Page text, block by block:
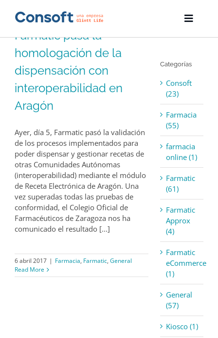
Toggle
Inicio
Farmatic
Descargas
Blog
Empresa
Contacto
Farmatic pasa la
homologación de la
dispensación con
interoperabilidad en
Aragón
Ayer, día 5, Farmatic pasó la validación
de los procesos implementados para
poder dispensar y gestionar recetas de
otras Comunidades Autónomas
(interoperabilidad) mediante el módulo
de Receta Electrónica de Aragón. Una
vez superadas todas las pruebas de
conformidad, el Colegio Oficial de
Farmacéuticos de Zaragoza nos ha
comunicado el resultado [...]
6 abril 2017 | Farmacia, Farmatic, General
Read More
Categorías
Consoft
(23)
Farmacia
(55)
farmacia
online (1)
Farmatic
(61)
Farmatic
Approx
(4)
Farmatic
eCommerce
(1)
General
(57)
Kiosco (1)